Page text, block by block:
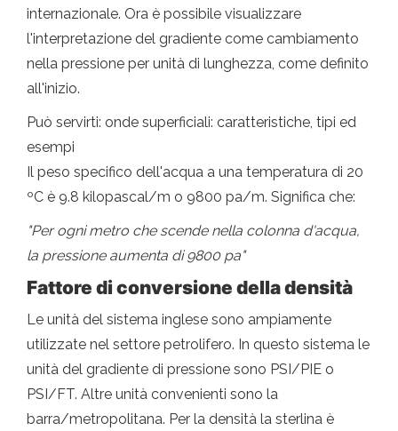
internazionale. Ora è possibile visualizzare
l'interpretazione del gradiente come cambiamento
nella pressione per unità di lunghezza, come definito
all'inizio.
Può servirti: onde superficiali: caratteristiche, tipi ed
esempi
Il peso specifico dell'acqua a una temperatura di 20
ºC è 9.8 kilopascal/m o 9800 pa/m. Significa che:
"Per ogni metro che scende nella colonna d'acqua,
la pressione aumenta di 9800 pa"
Fattore di conversione della densità
Le unità del sistema inglese sono ampiamente
utilizzate nel settore petrolifero. In questo sistema le
unità del gradiente di pressione sono PSI/PIE o
PSI/FT. Altre unità convenienti sono la
barra/metropolitana. Per la densità la sterlina è